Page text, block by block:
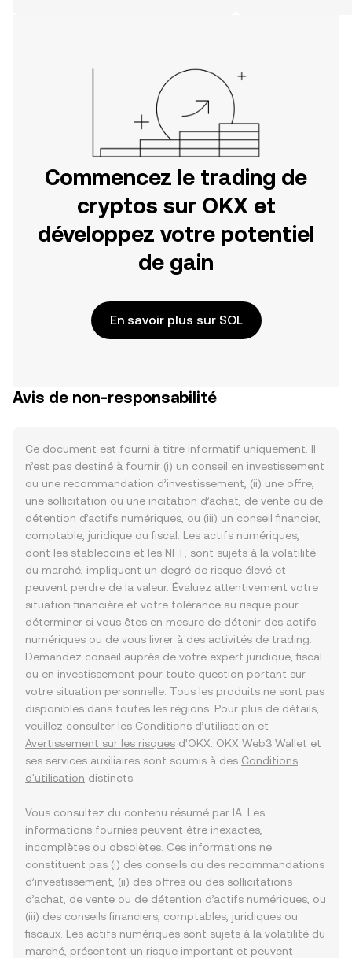
Commencez le trading de
cryptos sur OKX et
développez votre potentiel
de gain
En savoir plus sur SOL
Avis de non-responsabilité
Ce document est fourni à titre informatif uniquement. Il
n’est pas destiné à fournir (i) un conseil en investissement
ou une recommandation d’investissement, (ii) une offre,
une sollicitation ou une incitation d’achat, de vente ou de
détention d’actifs numériques, ou (iii) un conseil financier,
comptable, juridique ou fiscal. Les actifs numériques,
dont les stablecoins et les NFT, sont sujets à la volatilité
du marché, impliquent un degré de risque élevé et
peuvent perdre de la valeur. Évaluez attentivement votre
situation financière et votre tolérance au risque pour
déterminer si vous êtes en mesure de détenir des actifs
numériques ou de vous livrer à des activités de trading.
Demandez conseil auprès de votre expert juridique, fiscal
ou en investissement pour toute question portant sur
votre situation personnelle. Tous les produits ne sont pas
disponibles dans toutes les régions. Pour plus de détails,
veuillez consulter les Conditions d’utilisation et
Avertissement sur les risques d'OKX. OKX Web3 Wallet et
ses services auxiliaires sont soumis à des Conditions
d'utilisation distincts.
Vous consultez du contenu résumé par IA. Les
informations fournies peuvent être inexactes,
incomplètes ou obsolètes. Ces informations ne
constituent pas (i) des conseils ou des recommandations
d’investissement, (ii) des offres ou des sollicitations
d’achat, de vente ou de détention d’actifs numériques, ou
(iii) des conseils financiers, comptables, juridiques ou
fiscaux. Les actifs numériques sont sujets à la volatilité du
marché, présentent un risque important et peuvent